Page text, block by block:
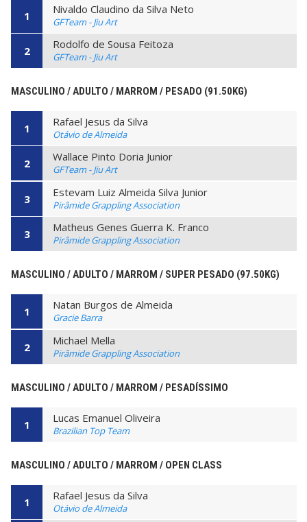
1 Nivaldo Claudino da Silva Neto
GFTeam - Jiu Art
2 Rodolfo de Sousa Feitoza
GFTeam - Jiu Art
MASCULINO / ADULTO / MARROM / PESADO (91.50KG)
1 Rafael Jesus da Silva
Otávio de Almeida
2 Wallace Pinto Doria Junior
GFTeam - Jiu Art
3 Estevam Luiz Almeida Silva Junior
Pirâmide Grappling Association
3 Matheus Genes Guerra K. Franco
Pirâmide Grappling Association
MASCULINO / ADULTO / MARROM / SUPER PESADO (97.50KG)
1 Natan Burgos de Almeida
Gracie Barra
2 Michael Mella
Pirâmide Grappling Association
MASCULINO / ADULTO / MARROM / PESADÍSSIMO
1 Lucas Emanuel Oliveira
Brazilian Top Team
MASCULINO / ADULTO / MARROM / OPEN CLASS
1 Rafael Jesus da Silva
Otávio de Almeida